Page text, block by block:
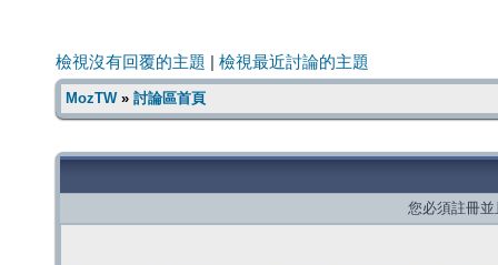
檢視沒有回覆的主題 檢視最近討論的主題
MozTW» 討論區首頁
您必須註冊